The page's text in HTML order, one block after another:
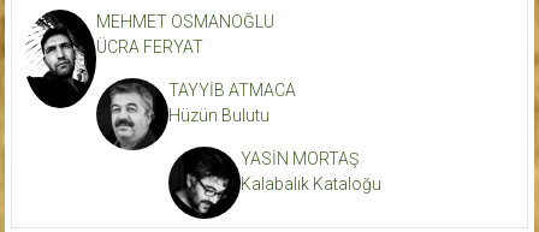
MEHMET OSMANOĞLU
ÜCRA FERYAT
TAYYİB ATMACA
Hüzün Bulutu
YASİN MORTAŞ
Kalabalık Kataloğu